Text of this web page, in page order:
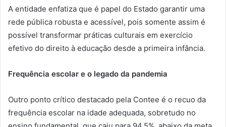
A entidade enfatiza que é papel do Estado garantir uma
rede pública robusta e acessível, pois somente assim é
possível transformar práticas culturais em exercício
efetivo do direito à educação desde a primeira infância.
Frequência escolar e o legado da pandemia
Outro ponto crítico destacado pela Contee é o recuo da
frequência escolar na idade adequada, sobretudo no